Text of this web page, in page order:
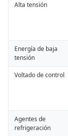
Alta tensión
Energía de baja
tensión
Voltado de control
Agentes de
refrigeración